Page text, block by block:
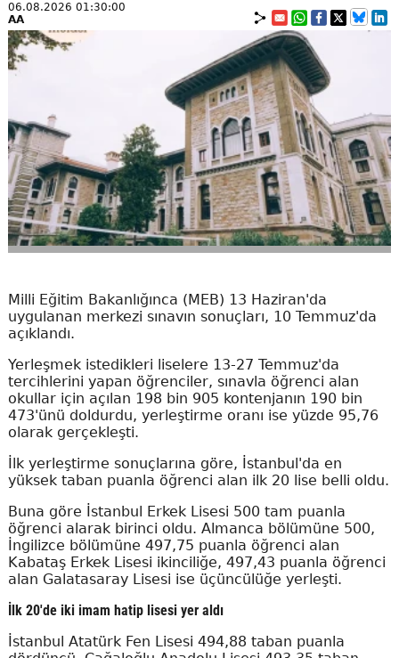
06.08.2026 01:30:00
AA
Milli Eğitim Bakanlığınca (MEB) 13 Haziran'da
uygulanan merkezi sınavın sonuçları, 10 Temmuz'da
açıklandı.
Yerleşmek istedikleri liselere 13-27 Temmuz'da
tercihlerini yapan öğrenciler, sınavla öğrenci alan
okullar için açılan 198 bin 905 kontenjanın 190 bin
473'ünü doldurdu, yerleştirme oranı ise yüzde 95,76
olarak gerçekleşti.
İlk yerleştirme sonuçlarına göre, İstanbul'da en
yüksek taban puanla öğrenci alan ilk 20 lise belli oldu.
Buna göre İstanbul Erkek Lisesi 500 tam puanla
öğrenci alarak birinci oldu. Almanca bölümüne 500,
İngilizce bölümüne 497,75 puanla öğrenci alan
Kabataş Erkek Lisesi ikinciliğe, 497,43 puanla öğrenci
alan Galatasaray Lisesi ise üçüncülüğe yerleşti.
İlk 20'de iki imam hatip lisesi yer aldı
İstanbul Atatürk Fen Lisesi 494,88 taban puanla